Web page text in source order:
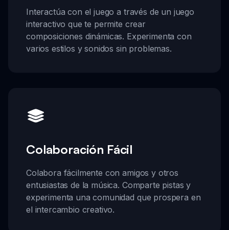
Interactúa con el juego a través de un juego
interactivo que te permite crear
composiciones dinámicas. Experimenta con
varios estilos y sonidos sin problemas.
Colaboración Fácil
Colabora fácilmente con amigos y otros
entusiastas de la música. Comparte pistas y
experimenta una comunidad que prospera en
el intercambio creativo.